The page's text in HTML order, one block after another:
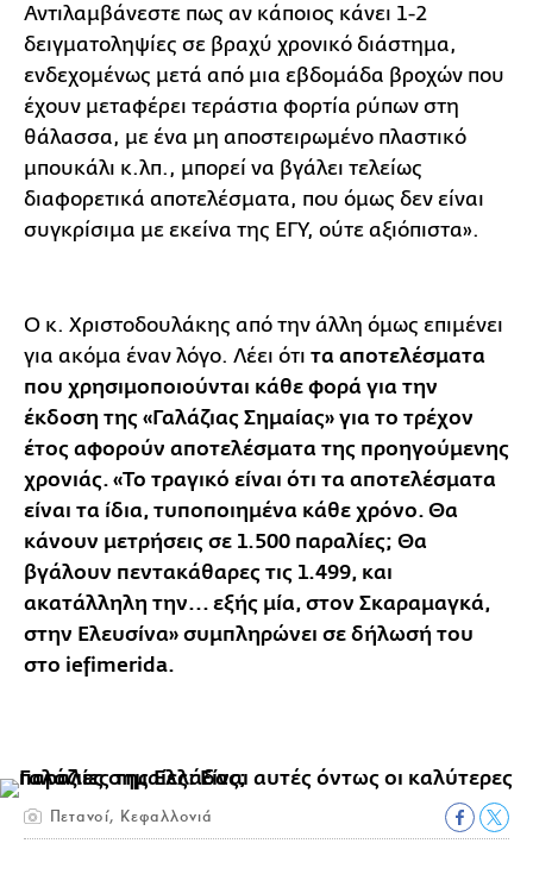
Αντιλαμβάνεστε πως αν κάποιος κάνει 1-2
δειγματοληψίες σε βραχύ χρονικό διάστημα,
ενδεχομένως μετά από μια εβδομάδα βροχών που
έχουν μεταφέρει τεράστια φορτία ρύπων στη
θάλασσα, με ένα μη αποστειρωμένο πλαστικό
μπουκάλι κ.λπ., μπορεί να βγάλει τελείως
διαφορετικά αποτελέσματα, που όμως δεν είναι
συγκρίσιμα με εκείνα της ΕΓΥ, ούτε αξιόπιστα».
Ο κ. Χριστοδουλάκης από την άλλη όμως επιμένει
για ακόμα έναν λόγο. Λέει ότι τα αποτελέσματα
που χρησιμοποιούνται κάθε φορά για την
έκδοση της «Γαλάζιας Σημαίας» για το τρέχον
έτος αφορούν αποτελέσματα της προηγούμενης
χρονιάς. «Το τραγικό είναι ότι τα αποτελέσματα
είναι τα ίδια, τυποποιημένα κάθε χρόνο. Θα
κάνουν μετρήσεις σε 1.500 παραλίες; Θα
βγάλουν πεντακάθαρες τις 1.499, και
ακατάλληλη την... εξής μία, στον Σκαραμαγκά,
στην Ελευσίνα» συμπληρώνει σε δήλωσή του
στο iefimerida.
Πετανοί, Κεφαλλονιά